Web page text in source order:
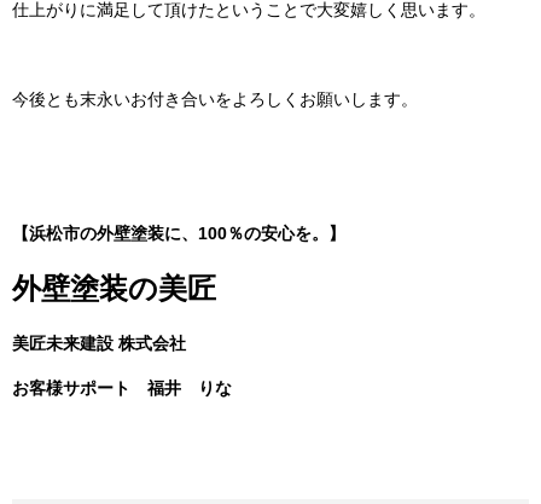
仕上がりに満足して頂けたということで大変嬉しく思います。
今後とも末永いお付き合いをよろしくお願いします。
【浜松市の外壁塗装に、100％の安心を。】
外壁塗装の美匠
美匠未来建設 株式会社
お客様サポート 福井 りな